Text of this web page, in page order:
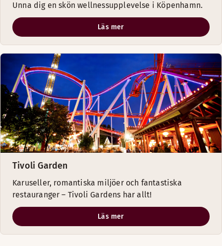
Unna dig en skön wellnessupplevelse i Köpenhamn.
Läs mer
Tivoli Garden
Karuseller, romantiska miljöer och fantastiska
restauranger – Tivoli Gardens har allt!
Läs mer